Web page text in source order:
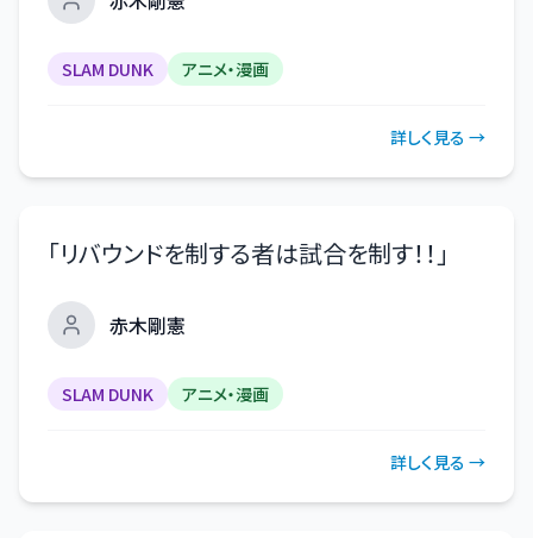
SLAM DUNK アニメ・漫画
詳しく見る →
「リバウンドを制する者は試合を制す！！ 」
赤木剛憲
SLAM DUNK アニメ・漫画
詳しく見る →